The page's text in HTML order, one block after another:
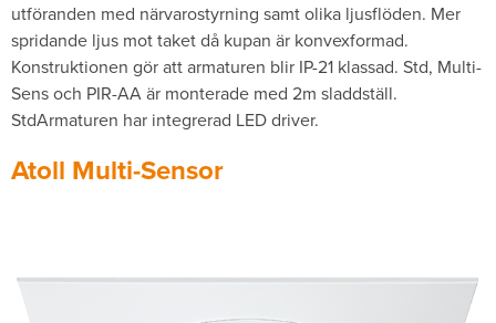
utföranden med närvarostyrning samt olika ljusflöden. Mer
spridande ljus mot taket då kupan är konvexformad.
Konstruktionen gör att armaturen blir IP-21 klassad. Std, Multi-
Sens och PIR-AA är monterade med 2m sladdställ.
StdArmaturen har integrerad LED driver.
Atoll Multi-Sensor